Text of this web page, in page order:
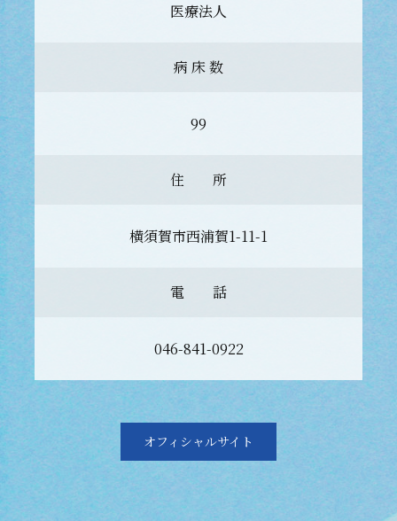
医療法人
病 床 数
99
住 所
横須賀市西浦賀1-11-1
電 話
046-841-0922
オフィシャルサイト